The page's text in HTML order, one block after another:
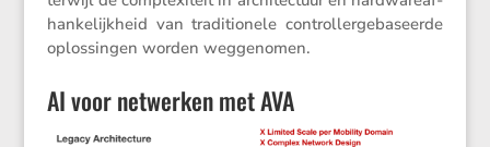
han­ke­lijk­heid van tradi­ti­o­nele control­ler­ge­ba­seerde
oplos­singen worden weggenomen.
AI voor netwerken met AVA